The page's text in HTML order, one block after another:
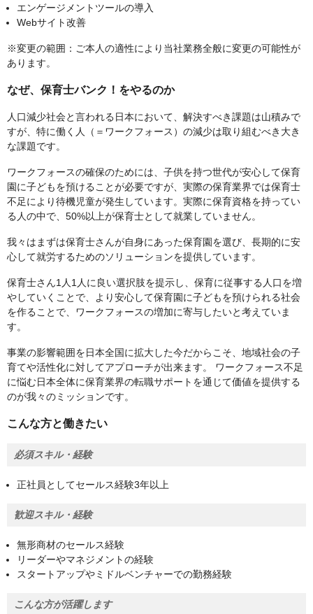
エンゲージメントツールの導入
Webサイト改善
※変更の範囲：ご本人の適性により当社業務全般に変更の可能性が
あります。
なぜ、保育士バンク！をやるのか
人口減少社会と言われる日本において、解決すべき課題は山積みで
すが、特に働く人（＝ワークフォース）の減少は取り組むべき大き
な課題です。
ワークフォースの確保のためには、子供を持つ世代が安心して保育
園に子どもを預けることが必要ですが、実際の保育業界では保育士
不足により待機児童が発生しています。実際に保育資格を持ってい
る人の中で、50%以上が保育士として就業していません。
我々はまずは保育士さんが自身にあった保育園を選び、長期的に安
心して就労するためのソリューションを提供しています。
保育士さん1人1人に良い選択肢を提示し、保育に従事する人口を増
やしていくことで、より安心して保育園に子どもを預けられる社会
を作ることで、ワークフォースの増加に寄与したいと考えていま
す。
事業の影響範囲を日本全国に拡大した今だからこそ、地域社会の子
育てや活性化に対してアプローチが出来ます。 ワークフォース不足
に悩む日本全体に保育業界の転職サポートを通じて価値を提供する
のが我々のミッションです。
こんな方と働きたい
必須スキル・経験
正社員としてセールス経験3年以上
歓迎スキル・経験
無形商材のセールス経験
リーダーやマネジメントの経験
スタートアップやミドルベンチャーでの勤務経験
こんな方が活躍します